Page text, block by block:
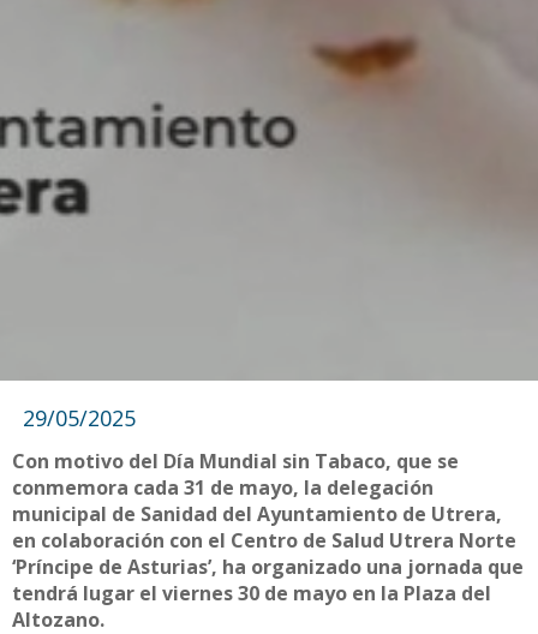
29/05/2025
Con motivo del Día Mundial sin Tabaco, que se
conmemora cada 31 de mayo, la delegación
municipal de Sanidad del Ayuntamiento de Utrera,
en colaboración con el Centro de Salud Utrera Norte
‘Príncipe de Asturias’, ha organizado una jornada que
tendrá lugar el viernes 30 de mayo en la Plaza del
Altozano.